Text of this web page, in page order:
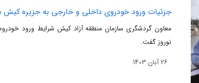
جزئیات ورود خودروی داخلی و خارجی به جزیره کیش در
معاون گردشگری سازمان منطقه آزاد کیش شرایط ورود
نوروز گفت.
26 آبان 1403